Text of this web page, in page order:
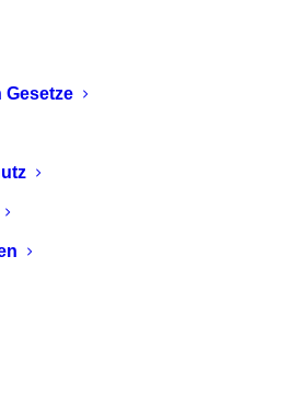
Gesetze
Reiki –